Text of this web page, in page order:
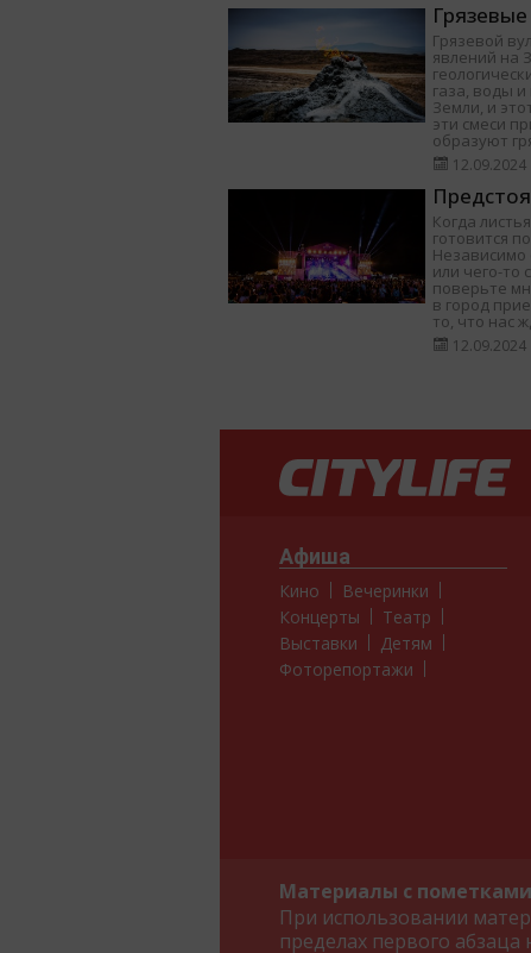
Грязевой
явлений на
газа, воды
Земли, и
эти смеси
образуют
12.09.2024
Когда
готовится
Независимо
или чего-то
поверьте
в город
то, что нас
12.09.2024
Афиша
Кино
Вечеринки
Концерты
Театр
Выставки
Детям
Фоторепортажи
Материалы с
При использовании
пределах первого